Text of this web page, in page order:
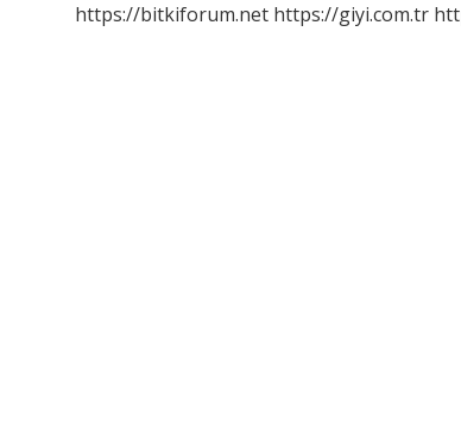
https://bitkiforum.net https://giyi.com.tr